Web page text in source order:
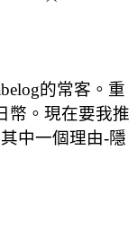
的常客。重
幣。現在要我推
中一個理由-隱